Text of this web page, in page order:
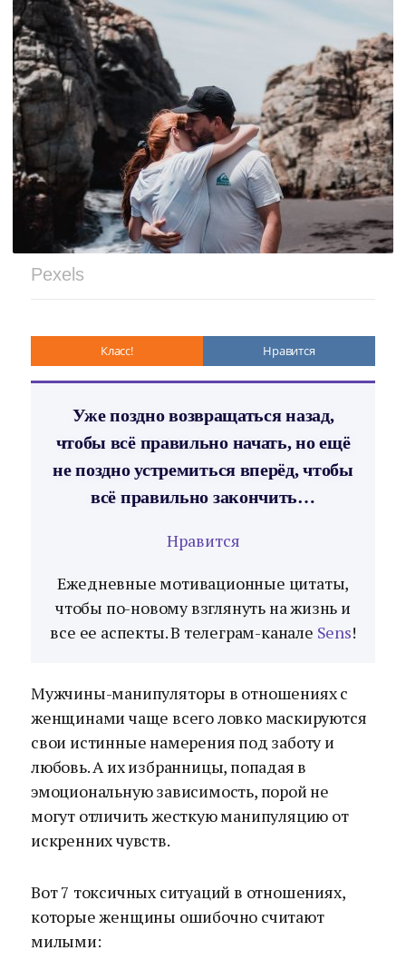
Pexels
Класс! Нравится
Уже поздно возвращаться назад,
чтобы всё правильно начать, но ещё
не поздно устремиться вперёд, чтобы
всё правильно закончить…
Нравится
Ежедневные мотивационные цитаты,
чтобы по-новому взглянуть на жизнь и
все ее аспекты. В телеграм-канале Sens!
Мужчины-манипуляторы в отношениях с
женщинами чаще всего ловко маскируются
свои истинные намерения под заботу и
любовь. А их избранницы, попадая в
эмоциональную зависимость, порой не
могут отличить жесткую манипуляцию от
искренних чувств.
Вот 7 токсичных ситуаций в отношениях,
которые женщины ошибочно считают
милыми: